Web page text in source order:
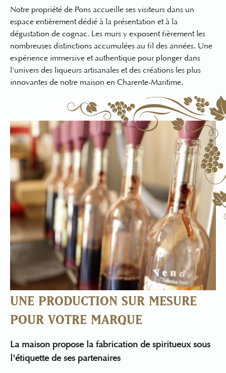
Notre propriété de Pons accueille ses visiteurs dans un
espace entièrement dédié à la présentation et à la
dégustation de cognac. Les murs y exposent fièrement les
nombreuses distinctions accumulées au fil des années. Une
expérience immersive et authentique pour plonger dans
l'univers des liqueurs artisanales et des créations les plus
innovantes de notre maison en Charente-Maritime.
UNE PRODUCTION SUR MESURE
POUR VOTRE MARQUE
La maison propose la fabrication de spiritueux sous
l'étiquette de ses partenaires